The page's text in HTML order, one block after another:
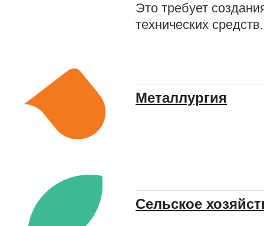
Это требует
технических средств.
Металлургия
Сельское